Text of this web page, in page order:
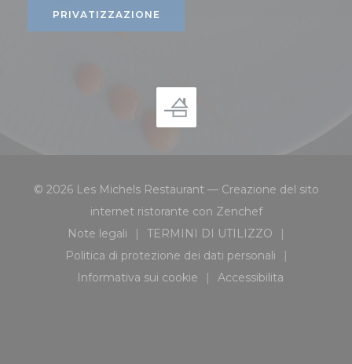
PRIVATIZZAZIONE
© 2026 Les Michels Restaurant — Creazione del sito
internet ristorante con Zenchef((apre una
Note legali
((apre una nuova finestra))
TERMINI DI UTILIZZO
((apre una nuova
Politica di protezione dei dati personali
((apre una nuova finestra))
Informativa sui cookie
((apre una nuova finestra))
Accessibilita